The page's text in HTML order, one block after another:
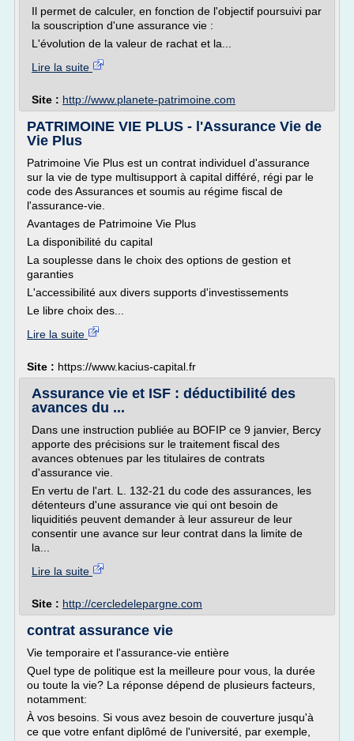
Il permet de calculer, en fonction de l'objectif poursuivi par
la souscription d'une assurance vie :
L'évolution de la valeur de rachat et la...
Lire la suite
Site : http://www.planete-patrimoine.com
PATRIMOINE VIE PLUS - l'Assurance Vie de
Vie Plus
Patrimoine Vie Plus est un contrat individuel d'assurance
sur la vie de type multisupport à capital différé, régi par le
code des Assurances et soumis au régime fiscal de
l'assurance-vie.
Avantages de Patrimoine Vie Plus
La disponibilité du capital
La souplesse dans le choix des options de gestion et
garanties
L'accessibilité aux divers supports d'investissements
Le libre choix des...
Lire la suite
Site : https://www.kacius-capital.fr
Assurance vie et ISF : déductibilité des
avances du ...
Dans une instruction publiée au BOFIP ce 9 janvier, Bercy
apporte des précisions sur le traitement fiscal des
avances obtenues par les titulaires de contrats
d'assurance vie.
En vertu de l'art. L. 132-21 du code des assurances, les
détenteurs d'une assurance vie qui ont besoin de
liquiditiés peuvent demander à leur assureur de leur
consentir une avance sur leur contrat dans la limite de
la...
Lire la suite
Site : http://cercledelepargne.com
contrat assurance vie
Vie temporaire et l'assurance-vie entière
Quel type de politique est la meilleure pour vous, la durée
ou toute la vie? La réponse dépend de plusieurs facteurs,
notamment:
À vos besoins. Si vous avez besoin de couverture jusqu'à
ce que votre enfant diplômé de l'université, par exemple,